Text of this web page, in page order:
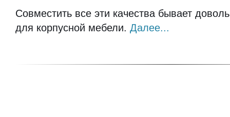
Совместить все эти качества бывает
для корпусной мебели. Далее...